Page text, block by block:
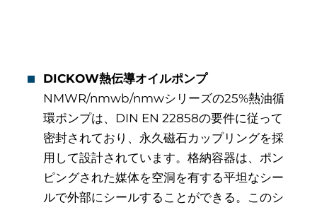
DICKOW熱伝導オイルポンプ
NMWR/nmwb/nmwシリーズの25%熱油循
環ポンプは、DIN EN 22858の要件に従って
密封されており、永久磁石カップリングを採
用して設計されています。格納容器は、ポン
ピングされた媒体を空洞を有する平坦なシー
ルで外部にシールすることができる。このシ